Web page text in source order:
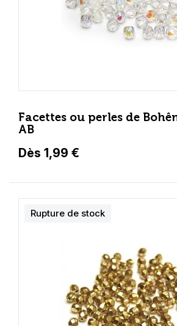
Facettes ou perles de
AB
Dès 1,99 €
Rupture de stock